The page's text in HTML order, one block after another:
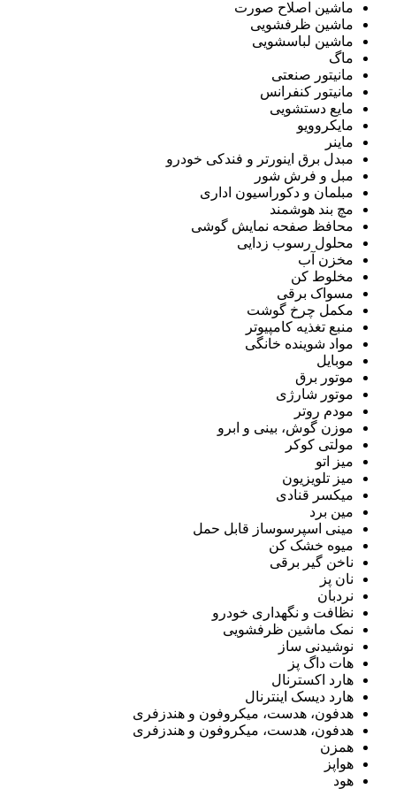
ماشین اصلاح صورت
ماشین ظرفشویی
ماشین لباسشویی
ماگ
مانیتور صنعتی
مانیتور کنفرانس
مایع دستشویی
مایکروویو
ماینر
مبدل برق اینورتر و فندکی خودرو
مبل و فرش شور
مبلمان و دکوراسیون اداری
مچ بند هوشمند
محافظ صفحه نمایش گوشی
محلول رسوب زدایی
مخزن آب
مخلوط کن
مسواک برقی
مکمل چرخ گوشت
منبع تغذیه کامپیوتر
مواد شوینده خانگی
موبایل
موتور برق
موتور شارژی
مودم روتر
موزن گوش، بینی و ابرو
مولتی کوکر
میز اتو
میز تلویزیون
میکسر قنادی
مین برد
مینی اسپرسوساز قابل حمل
میوه خشک کن
ناخن گیر برقی
نان پز
نردبان
نظافت و نگهداری خودرو
نمک ماشین ظرفشویی
نوشیدنی ساز
هات داگ پز
هارد اکسترنال
هارد دیسک اینترنال
هدفون، هدست، میکروفون و هندزفری
هدفون، هدست، میکروفون و هندزفری
همزن
هواپز
هود